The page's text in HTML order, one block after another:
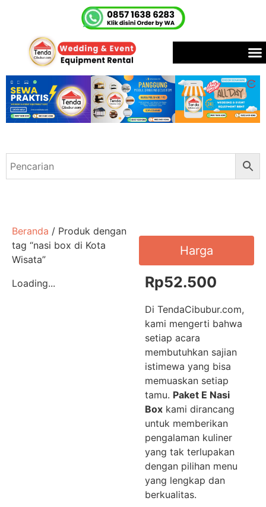
Beranda / Produk dengan
tag “nasi box di Kota
Wisata”
Loading...
Harga
Rp52.500
Di TendaCibubur.com,
kami mengerti bahwa
setiap acara
membutuhkan sajian
istimewa yang bisa
memuaskan setiap
tamu. Paket E Nasi
Box kami dirancang
untuk memberikan
pengalaman kuliner
yang tak terlupakan
dengan pilihan menu
yang lengkap dan
berkualitas.